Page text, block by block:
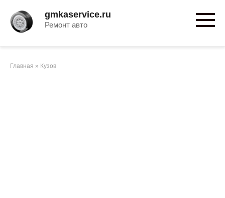
контенту
gmkaservice.ru
Ремонт авто
Главная » Кузов